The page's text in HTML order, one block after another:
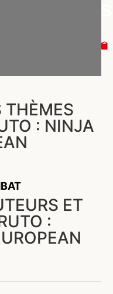
THÈMES
: NINJA
ET
: